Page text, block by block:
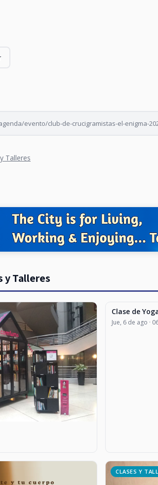
evento/club-de-crucigramistas-el-enigma-
Talleres
y Talleres
CLASES Y
Clase de
Jue, 6 de ago ·
CLASES Y